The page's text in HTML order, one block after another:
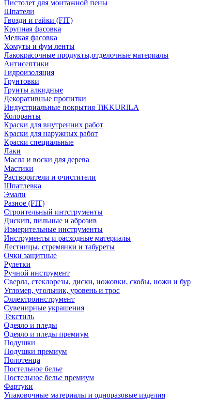
Пистолет для монтажной пены
Шпатели
Гвозди и гайки (FIT)
Крупная фасовка
Мелкая фасовка
Хомуты и фум ленты
Лакокрасочные продукты,отделочные материалы
Антисептики
Гидроизоляция
Грунтовки
Грунты алкидные
Декоративные пропитки
Индустриальные покрытия TiKKURILA
Колоранты
Краски для внутренних работ
Краски для наружных работ
Краски специальные
Лаки
Масла и воски для дерева
Мастики
Растворители и очистители
Шпатлевка
Эмали
Разное (FIT)
Строительный интструменты
Дискип, пильные и аброзив
Измерительные инструменты
Инструменты и расходные материалы
Лестницы, стремянки и табуреты
Очки защитные
Рулетки
Ручной инструмент
Сверла, стеклорезы, диски, ножовки, скобы, ножи и бур
Угломер, угольник, уровень и трос
Эллектроинструмент
Сувенирные украшения
Текстиль
Одеяло и пледы
Одеяло и пледы премиум
Подушки
Подушки премиум
Полотенца
Постельное белье
Постельное белье премиум
Фартуки
Упаковочные материалы и одноразовые изделия